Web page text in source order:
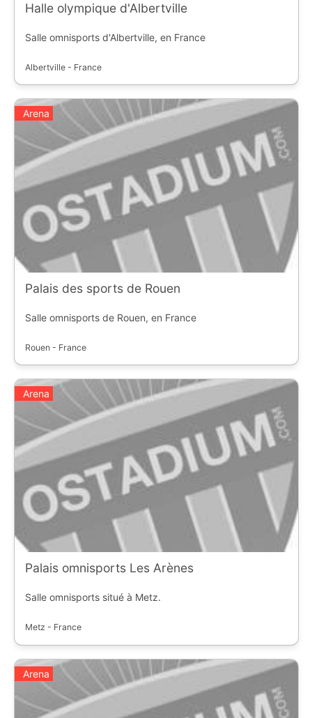
Halle olympique d'Albertville
Salle omnisports d'Albertville, en France
Albertville - France
Arena
Palais des sports de Rouen
Salle omnisports de Rouen, en France
Rouen - France
Arena
Palais omnisports Les Arènes
Salle omnisports situé à Metz.
Metz - France
Arena